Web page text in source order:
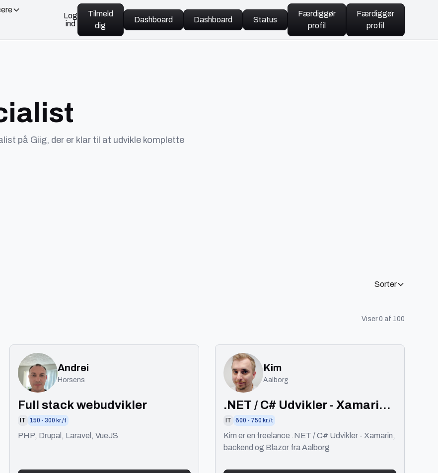
Log
ind
Tilmeld
dig
Dashboard Dashboard Status
Færdiggør
profil
Færdiggør
profil
på Giig, der er klar til at udvikle komplette
Sorter
Viser0af 100
Andrei
Horsens
Full stack webudvikler
IT 150 - 300 kr./t
PHP, Drupal, Laravel, VueJS
Kim
Aalborg
.NET / C# Udvikler - Xamarin,
backend og Blazor
IT 600 - 750 kr./t
Kim er en freelance .NET / C# Udvikler - Xamarin,
backend og Blazor fra Aalborg